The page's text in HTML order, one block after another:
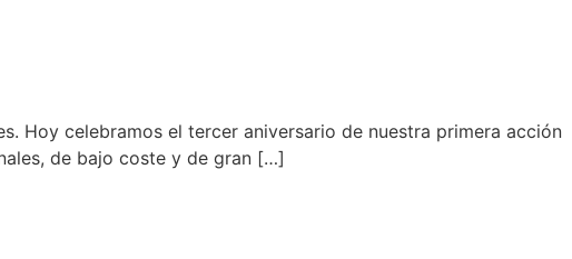
Hoy celebramos el tercer aniversario de nuestra primera acción
de bajo coste y de gran […]